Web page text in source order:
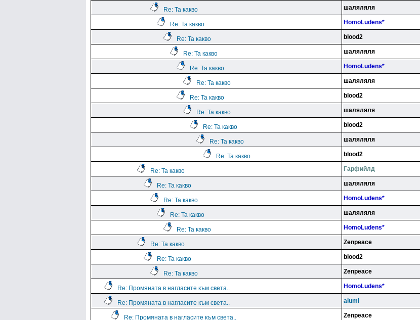
Re: Та какво шаляляля
Re: Та какво HomoLudens*
Re: Та какво blood2
Re: Та какво шаляляля
Re: Та какво HomoLudens*
Re: Та какво шаляляля
Re: Та какво blood2
Re: Та какво шаляляля
Re: Та какво blood2
Re: Та какво шаляляля
Re: Та какво blood2
Re: Та какво Гарфийлд
Re: Та какво шаляляля
Re: Та какво HomoLudens*
Re: Та какво шаляляля
Re: Та какво HomoLudens*
Re: Та какво Zenpeace
Re: Та какво blood2
Re: Та какво Zenpeace
Re: Промяната в нагласите към света.. HomoLudens*
Re: Промяната в нагласите към света.. aiumi
Re: Промяната в нагласите към света.. Zenpeace